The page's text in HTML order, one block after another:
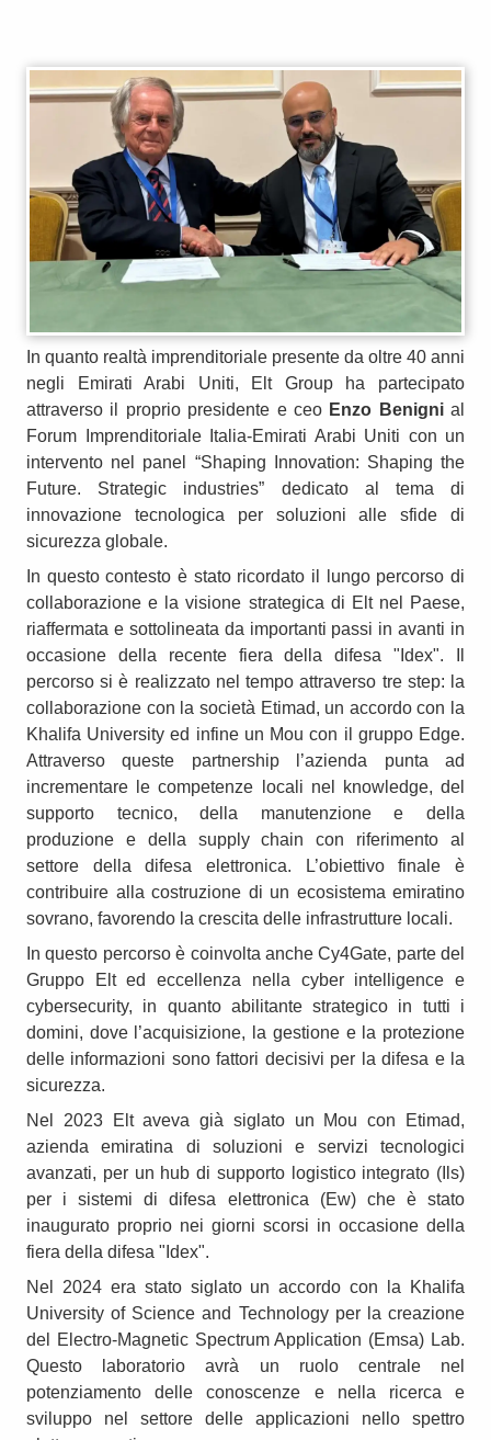
In quanto realtà imprenditoriale presente da oltre 40 anni
negli Emirati Arabi Uniti, Elt Group ha partecipato
attraverso il proprio presidente e ceo Enzo Benignial
Forum Imprenditoriale Italia-Emirati Arabi Uniti con un
intervento nel panel “Shaping Innovation: Shaping the
Future. Strategic industries” dedicato al tema di
innovazione tecnologica per soluzioni alle sfide di
sicurezza globale.
In questo contesto è stato ricordato il lungo percorso di
collaborazione e la visione strategica di Elt nel Paese,
riaffermata e sottolineata da importanti passi in avanti in
occasione della recente fiera della difesa "Idex". Il
percorso si è realizzato nel tempo attraverso tre step: la
collaborazione con la società Etimad, un accordo con la
Khalifa University ed infine un Mou con il gruppo Edge.
Attraverso queste partnership l’azienda punta ad
incrementare le competenze locali nel knowledge, del
supporto tecnico, della manutenzione e della
produzione e della supply chain con riferimento al
settore della difesa elettronica. L’obiettivo finale è
contribuire alla costruzione di un ecosistema emiratino
sovrano, favorendo la crescita delle infrastrutture locali.
In questo percorso è coinvolta anche Cy4Gate, parte del
Gruppo Elt ed eccellenza nella cyber intelligence e
cybersecurity, in quanto abilitante strategico in tutti i
domini, dove l’acquisizione, la gestione e la protezione
delle informazioni sono fattori decisivi per la difesa e la
sicurezza.
Nel 2023 Elt aveva già siglato un Mou con Etimad,
azienda emiratina di soluzioni e servizi tecnologici
avanzati, per un hub di supporto logistico integrato (Ils)
per i sistemi di difesa elettronica (Ew) che è stato
inaugurato proprio nei giorni scorsi in occasione della
fiera della difesa "Idex".
Nel 2024 era stato siglato un accordo con la Khalifa
University of Science and Technology per la creazione
del Electro-Magnetic Spectrum Application (Emsa) Lab.
Questo laboratorio avrà un ruolo centrale nel
potenziamento delle conoscenze e nella ricerca e
sviluppo nel settore delle applicazioni nello spettro